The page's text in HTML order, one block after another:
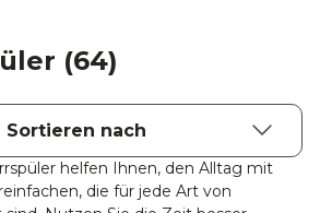
(64)
helfen Ihnen, den Alltag mit
die für jede Art von